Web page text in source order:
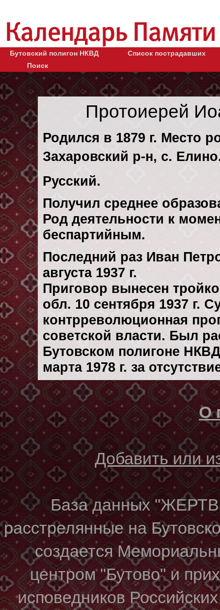
Бутовский полигон НКВД
Список пострадавших
Поиск
Протоиерей
Родился в 1879 г. Место
Захаровский р-н, с.
Русский.
Получил среднее
Род деятельности к
беспартийным.
Последний раз Иван
августа 1937 г.
Приговор вынесен
обл. 10 сентября 1937 г.
контрреволюционная
советской власти. Был
Бутовском полигоне
марта 1978 г. за
О
Добавить или
База данных
расстрелянные на
создается
центром "Бутово" и
исповедников